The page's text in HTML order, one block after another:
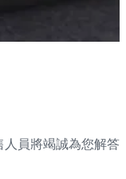
人員將竭誠為您解答